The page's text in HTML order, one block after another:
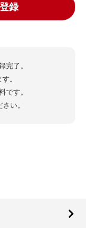
録
完了。
。
です。
い。